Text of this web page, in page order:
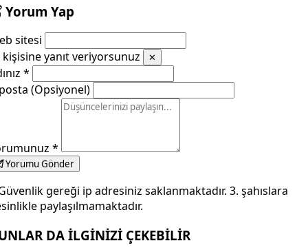
Yorum Yap
sitesi
kişisine yanıt veriyorsunuz
✕
*
(Opsiyonel)
*
Yorumu Gönder
gereği ip adresiniz saklanmaktadır. 3. şahıslara
paylaşılmamaktadır.
DA İLGİNİZİ ÇEKEBİLİR